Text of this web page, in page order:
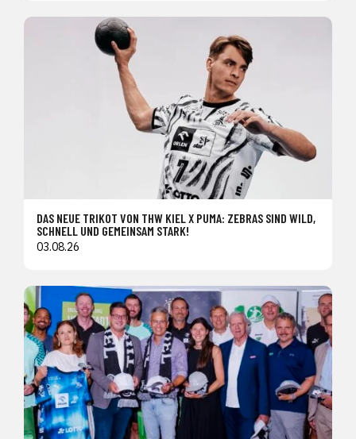
DAS NEUE TRIKOT VON THW KIEL X PUMA: ZEBRAS SIND WILD,
SCHNELL UND GEMEINSAM STARK!
03.08.26